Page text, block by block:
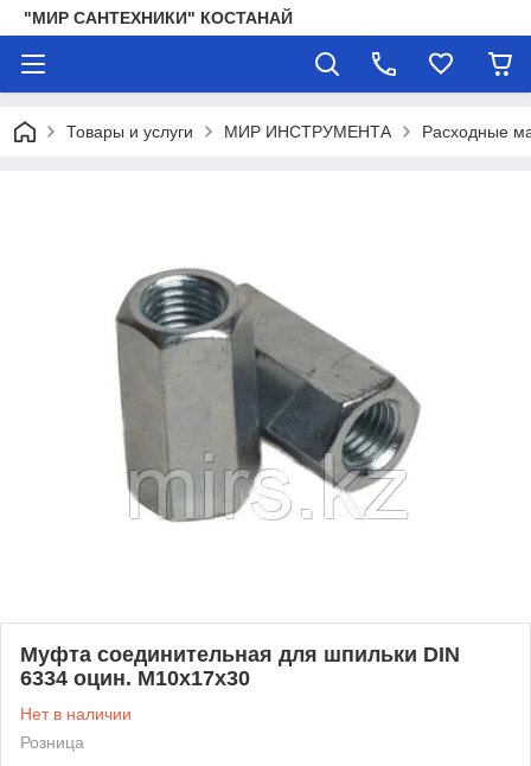
"МИР САНТЕХНИКИ" КОСТАНАЙ
Товары и услуги МИР ИНСТРУМЕНТА Расходные
Муфта соединительная для шпильки DIN
6334 оцин. М10х17х30
Нет в наличии
Розница